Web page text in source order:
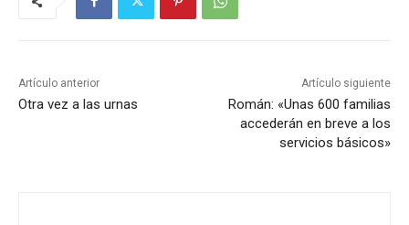
Artículo anterior
Otra vez a las urnas
Artículo siguiente
Román: «Unas 600 familias
accederán en breve a los
servicios básicos»